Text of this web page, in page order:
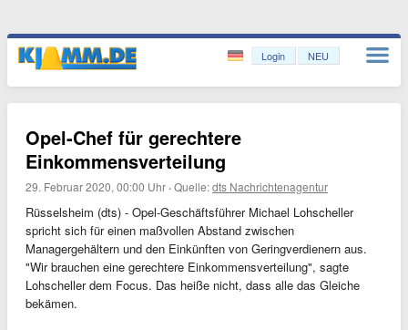
Login NEU
Opel-Chef für gerechtere
Einkommensverteilung
29. Februar 2020, 00:00 Uhr ·Quelle:dts Nachrichtenagentur
Rüsselsheim (dts) - Opel-Geschäftsführer Michael Lohscheller
spricht sich für einen maßvollen Abstand zwischen
Managergehältern und den Einkünften von Geringverdienern aus.
"Wir brauchen eine gerechtere Einkommensverteilung", sagte
Lohscheller dem Focus. Das heiße nicht, dass alle das Gleiche
bekämen.